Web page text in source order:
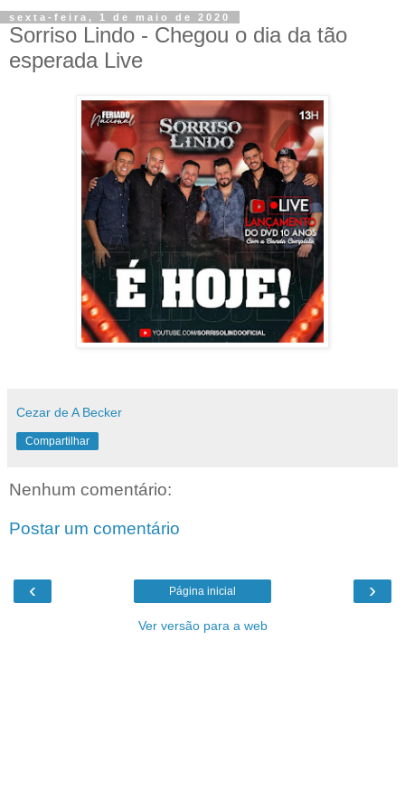
sexta-feira, 1 de maio de 2020
Sorriso Lindo - Chegou o dia da tão
esperada Live
Cezar de A Becker
Compartilhar
Nenhum comentário:
Postar um comentário
‹ ›
Página inicial
Ver versão para a web